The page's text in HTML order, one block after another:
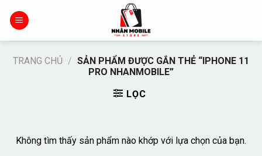
đến
TRANG CHỦ / SẢN PHẨM ĐƯỢC GẮN THẺ “IPHONE 11
PRO NHANMOBILE”
LỌC
Không tìm thấy sản phẩm nào khớp với lựa chọn của bạn.